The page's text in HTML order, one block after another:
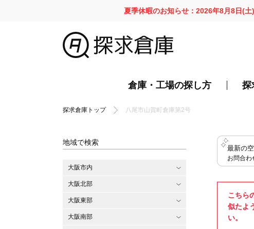
夏季休暇のお知らせ：2026年8月8日(
倉庫・工場の探し方 探
探求倉庫トップ 八尾市山賀町倉庫第2号
最新の
お問合わ
こちら
似たよ
い。
地域で検索
大阪市内
大阪北部
大阪東部
大阪南部